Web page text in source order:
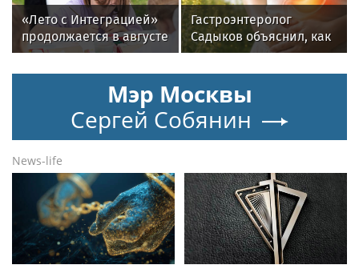
«Лето с Интеграцией»
продолжается в августе
— заключительный
Гастроэнтеролог
Садыков объяснил, как
амброзия может влиять
Мэр Москвы
Сергей Собянин
News-life